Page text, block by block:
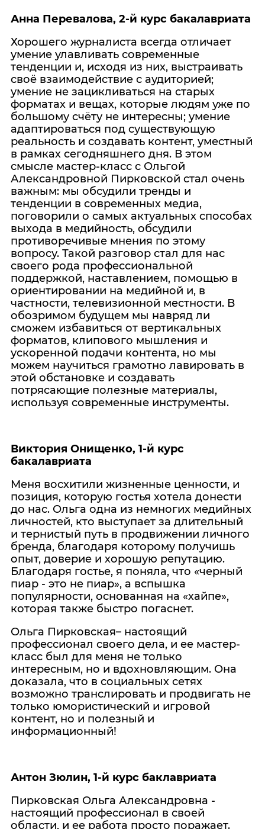
Анна Перевалова, 2-й курс бакалавриата
Хорошего журналиста всегда отличает
умение улавливать современные
тенденции и, исходя из них, выстраивать
своё взаимодействие с аудиторией;
умение не зацикливаться на старых
форматах и вещах, которые людям уже по
большому счёту не интересны; умение
адаптироваться под существующую
реальность и создавать контент, уместный
в рамках сегодняшнего дня. В этом
смысле мастер-класс с Ольгой
Александровной Пирковской стал очень
важным: мы обсудили тренды и
тенденции в современных медиа,
поговорили о самых актуальных способах
выхода в медийность, обсудили
противоречивые мнения по этому
вопросу. Такой разговор стал для нас
своего рода профессиональной
поддержкой, наставлением, помощью в
ориентировании на медийной и, в
частности, телевизионной местности. В
обозримом будущем мы навряд ли
сможем избавиться от вертикальных
форматов, клипового мышления и
ускоренной подачи контента, но мы
можем научиться грамотно лавировать в
этой обстановке и создавать
потрясающие полезные материалы,
используя современные инструменты.
Виктория Онищенко, 1-й курс
бакалавриата
Меня восхитили жизненные ценности, и
позиция, которую гостья хотела донести
до нас. Ольга одна из немногих медийных
личностей, кто выступает за длительный
и тернистый путь в продвижении личного
бренда, благодаря которому получишь
опыт, доверие и хорошую репутацию.
Благодаря гостье, я поняла, что «черный
пиар - это не пиар», а вспышка
популярности, основанная на «хайпе»,
которая также быстро погаснет.
Ольга Пирковская– настоящий
профессионал своего дела, и ее мастер-
класс был для меня не только
интересным, но и вдохновляющим. Она
доказала, что в социальных сетях
возможно транслировать и продвигать не
только юмористический и игровой
контент, но и полезный и
информационный!
Антон Зюлин, 1-й курс баклавриата
Пирковская Ольга Александровна -
настоящий профессионал в своей
области, и ее работа просто поражает.